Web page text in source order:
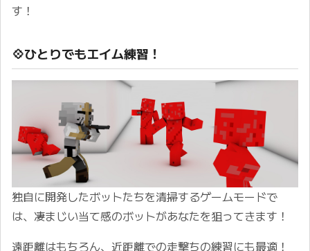
す！ ㅤ
💠ひとりでもエイム練習！
独自に開発したボットたちを清掃するゲームモードで
は、凄まじい当て感のボットがあなたを狙ってきます！
遠距離はもちろん、近距離での走撃ちの練習にも最適！